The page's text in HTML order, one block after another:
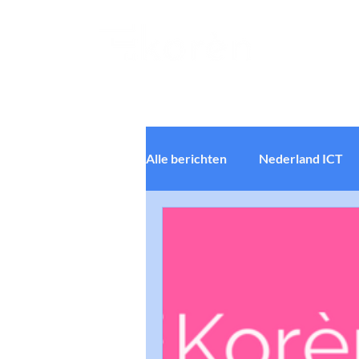
Alle berichten Nederland ICT
Online privacy & security